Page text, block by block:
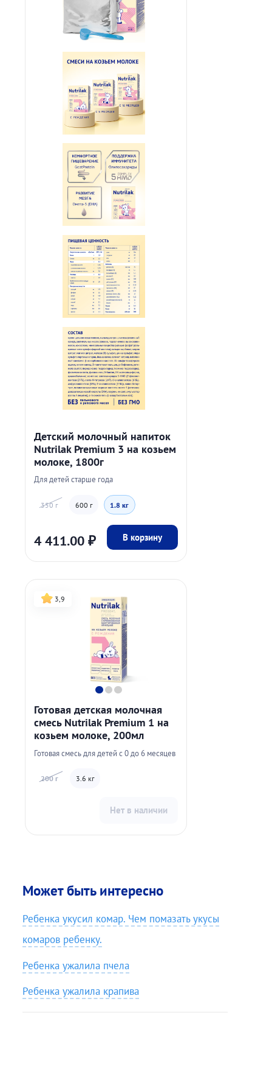
Детский молочный напиток
Nutrilak Premium 3 на козьем
молоке, 1800г
Для детей старше года
350 г 600 г 1.8 кг
4 411.00₽ В корзину
3,9
Готовая детская молочная
смесь Nutrilak Premium 1 на
козьем молоке, 200мл
Готовая смесь для детей с 0 до 6 месяцев
200 г 3.6 кг
Нет в наличии
Может быть интересно
Ребенка укусил комар. Чем помазать укусы
комаров ребенку.
Ребенка ужалила пчела
Ребенка ужалила крапива